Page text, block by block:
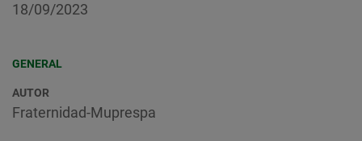
18/09/2023
GENERAL
AUTOR
Fraternidad-Muprespa